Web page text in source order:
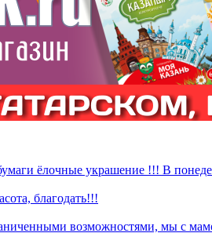
ёлочные украшение !!! В
благодать!!!
возможностями, мы с